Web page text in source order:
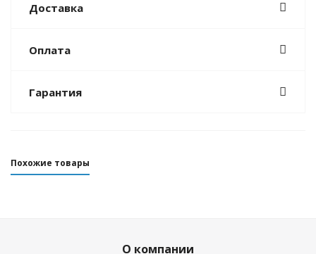
Доставка
Оплата
Гарантия
Похожие товары
О компании